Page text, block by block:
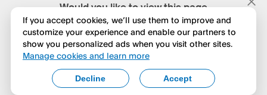
Would you like to view this page
in English?
No, seguir navegando
Yes, change to English
If you accept cookies, we’ll use them to improve and
customize your experience and enable our partners to
show you personalized ads when you visit other sites.
Manage cookies and learn more
Accept
Decline